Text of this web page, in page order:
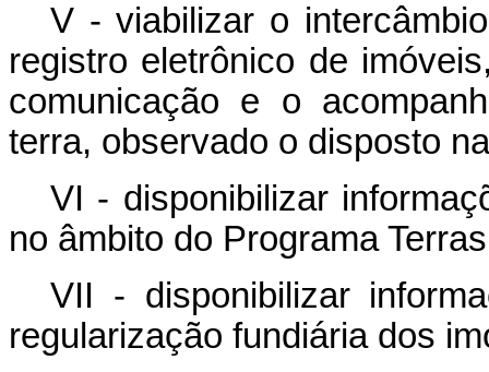
V - viabilizar o
registro eletrônico de
comunicação e o
terra, observado o disposto
VI - disponibilizar
no âmbito do Programa
VII - disponibilizar
regularização fundiária dos